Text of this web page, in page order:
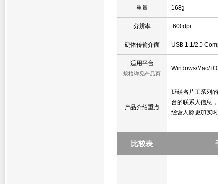
重量 168g
分辨率 600dpi
硬体传输介面 USB 1.1/2.0
适用平台
规格详见产品页
Windows/Mac/
产品介绍重点
延续名片王系列
台的联系人信息
经营人脉更加实
比较表